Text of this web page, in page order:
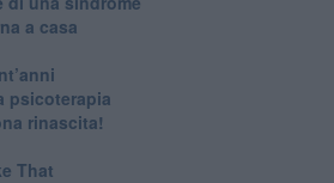
a casa
psicoterapia
rinascita!
That